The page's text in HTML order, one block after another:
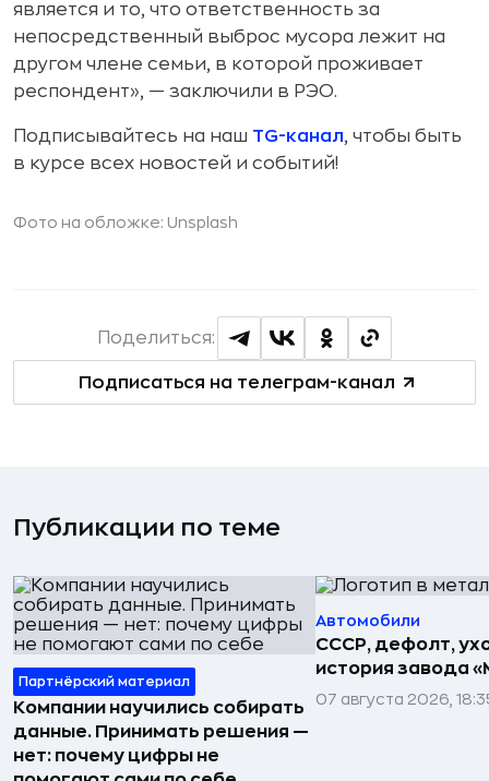
является и то, что ответственность за
непосредственный выброс мусора лежит на
другом члене семьи, в которой проживает
респондент», — заключили в РЭО.
Подписывайтесь на наш TG-канал, чтобы быть
в курсе всех новостей и событий!
Фото на обложке: Unsplash
Подписаться на телеграм-канал
Поделиться:
Публикации по теме
Партнёрский материал
Компании научились собирать
данные. Принимать решения —
нет: почему цифры не
Автомобили
СССР, дефолт,
история завода
07 августа 2026,